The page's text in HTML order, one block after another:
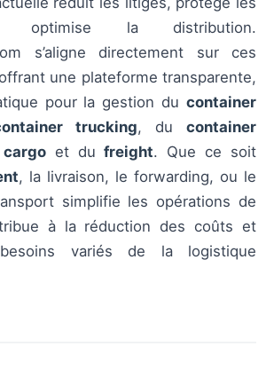
optimise la distribution.
s’aligne directement sur ces
une plateforme transparente,
pour la gestion du container
trucking, du container
cargoet dufreight. Que ce soit
, la livraison, le forwarding, ou le
simplifie les opérations de
à la réduction des coûts et
variés de la logistique